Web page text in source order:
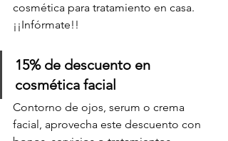
cosmética para tratamiento en casa.
¡¡Infórmate!!
15% de descuento en
cosmética facial
Contorno de ojos, serum o crema
facial, aprovecha este descuento con